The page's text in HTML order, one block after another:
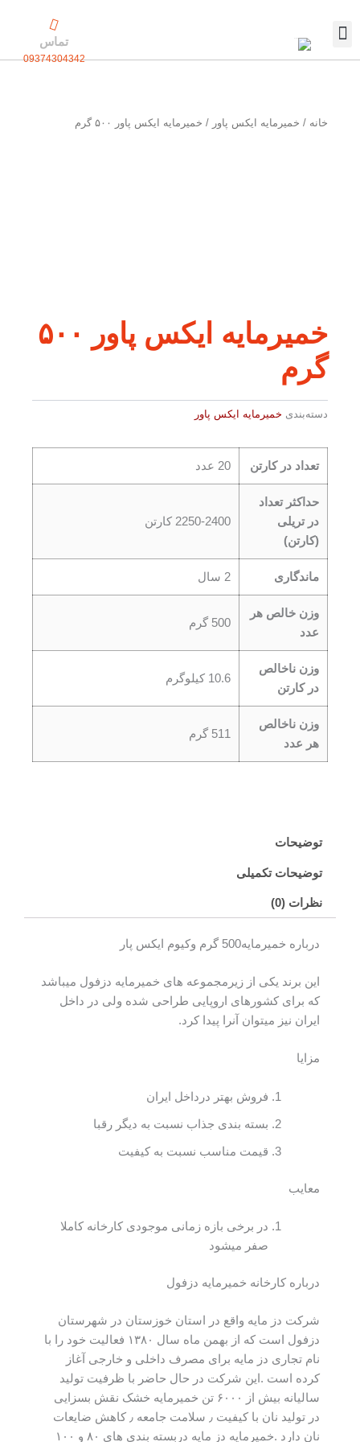
تماس
09374304342
خانه / خمیرمایه ایکس پاور / خمیرمایه ایکس پاور ۵۰۰ گرم
خمیرمایه ایکس پاور ۵۰۰
گرم
دسته‌بندی خمیرمایه ایکس پاور
تعداد در کارتن 20 عدد
حداکثر تعداد
در تریلی
(کارتن)
2250-2400 کارتن
ماندگاری 2 سال
وزن خالص هر
عدد
500 گرم
وزن ناخالص
در کارتن
10.6 کیلوگرم
وزن ناخالص
هر عدد
511 گرم
توضیحات
توضیحات تکمیلی
نظرات (0)
درباره خمیرمایه500 گرم وکیوم ایکس پار
این برند یکی از زیرمجموعه های خمیرمایه دزفول میباشد
که برای کشورهای اروپایی طراحی شده ولی در داخل
ایران نیز میتوان آنرا پیدا کرد.
مزایا
فروش بهتر درداخل ایران
بسته بندی جذاب نسبت به دیگر رقبا
قیمت مناسب نسبت به کیفیت
معایب
در برخی بازه زمانی موجودی کارخانه کاملا
صفر میشود
درباره کارخانه خمیرمایه دزفول
شرکت دز مایه واقع در استان خوزستان در شهرستان
دزفول است که از بهمن ماه سال ۱۳۸۰ فعالیت خود را با
نام تجاری دز مایه برای مصرف داخلی و خارجی آغاز
کرده است .این شرکت در حال حاضر با ظرفیت تولید
سالیانه بیش از ۶۰۰۰ تن خمیرمایه خشک نقش بسزایی
در تولید نان با کیفیت ٫ سلامت جامعه ٫ کاهش ضایعات
نان دارد .خمیرمایه دز مایه دربسته بندی های ۸۰ و ۱۰۰